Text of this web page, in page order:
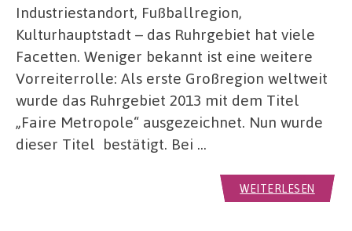
Industriestandort, Fußballregion,
Kulturhauptstadt – das Ruhrgebiet hat viele
Facetten. Weniger bekannt ist eine weitere
Vorreiterrolle: Als erste Großregion weltweit
wurde das Ruhrgebiet 2013 mit dem Titel
„Faire Metropole“ ausgezeichnet. Nun wurde
dieser Titel bestätigt. Bei …
WEITERLESEN